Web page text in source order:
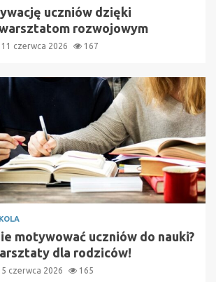
uczniów dzięki
rozwojowym
11 czerwca 2026 167
motywować uczniów do nauki?
dla rodziców!
5 czerwca 2026 165